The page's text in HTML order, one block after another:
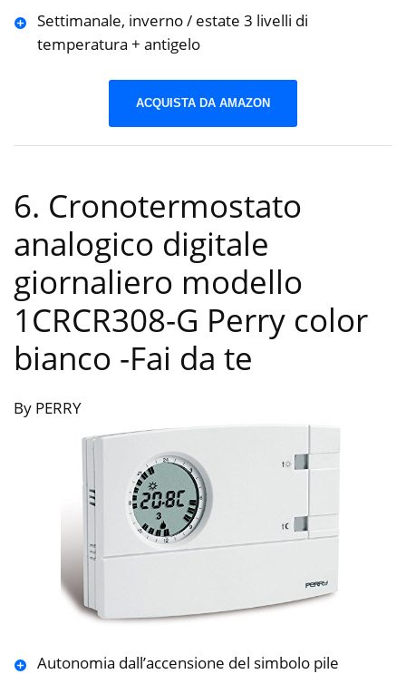
Settimanale, inverno / estate 3 livelli di
temperatura + antigelo
ACQUISTA DA AMAZON
6. Cronotermostato
analogico digitale
giornaliero modello
1CRCR308-G Perry color
bianco -Fai da te
By PERRY
Autonomia dall’accensione del simbolo pile